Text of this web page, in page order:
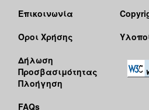
ΠΟΛΙΤΙΣΜΟΣ
Επικοινωνία
Όροι Χρήσης
Δήλωση
Προσβασιμότητας
Πλοήγηση
FAQs